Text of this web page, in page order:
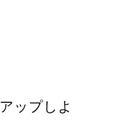
ップしよ